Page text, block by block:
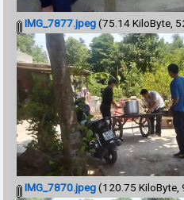
IMG_7877.jpeg(75.14 KiloByte,
IMG_7870.jpeg(120.75 KiloByte,